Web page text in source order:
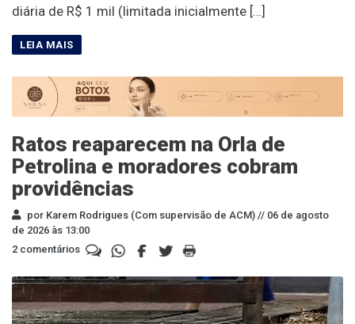
diária de R$ 1 mil (limitada inicialmente […]
Ratos reaparecem na Orla de
Petrolina e moradores cobram
providências
por Karem Rodrigues (Com supervisão de ACM) // 06 de agosto
de 2026 às 13:00
2 comentários